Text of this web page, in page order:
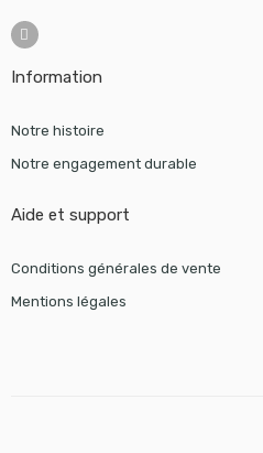
Information
Notre histoire
Notre engagement durable
Aide et support
Conditions générales de vente
Mentions légales